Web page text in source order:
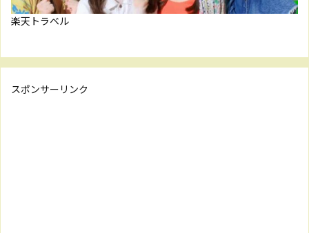
楽天トラベル
スポンサーリンク